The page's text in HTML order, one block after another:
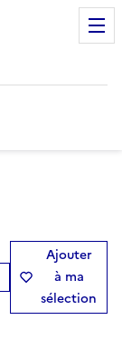
Ajouter
à ma
sélection